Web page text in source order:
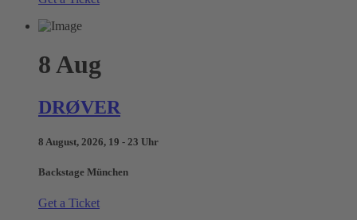
8Aug
DRØVER
8 August, 2026, 19 - 23 Uhr
Backstage München
Get a Ticket